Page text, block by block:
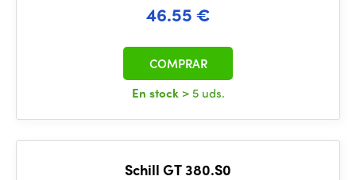
46.55 €
En stock > 5 uds.
COMPRAR
Schill GT 380.S0